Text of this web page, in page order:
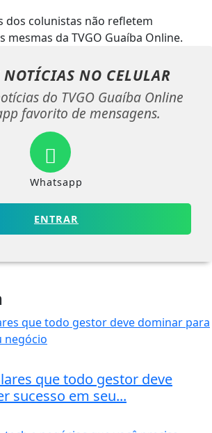
dos colunistas não refletem
mesmas da TVGO Guaíba Online.
NOTÍCIAS NO CELULAR
do TVGO Guaíba Online
favorito de mensagens.
Whatsapp
ENTRAR
que todo gestor deve
sucesso em seu...